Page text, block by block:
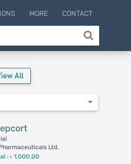
MORE CONTACT
All
Ltd.
:৳ 1,000.00